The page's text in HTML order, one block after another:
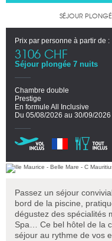
SÉJOUR
Prix par personne à partir de :
3106 CHF
Séjour plongée 7 nuits
Chambre double
Prestige
En formule All Inclusive
Du 05/08/2026 au 30/09/2026
Passez un séjour
bord de la piscine,
dégustez des spécialités
Spa… Ce bel hôtel de la
séjour au rythme de vos